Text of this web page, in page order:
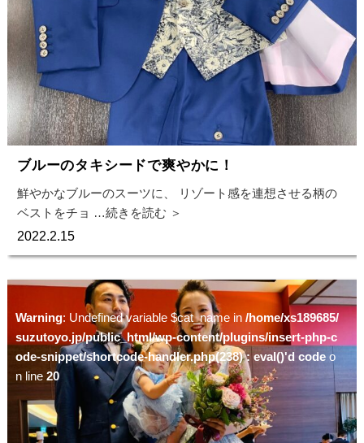
ブルーのタキシードで爽やかに！
鮮やかなブルーのスーツに、 リゾート感を連想させる柄の
ベストをチョ …続きを読む ＞
2022.2.15
Warning: Undefined variable $cat_name in /home/xs189685/
suzutoyo.jp/public_html/wp-content/plugins/insert-php-c
ode-snippet/shortcode-handler.php(238) : eval()'d codeo
n line 20